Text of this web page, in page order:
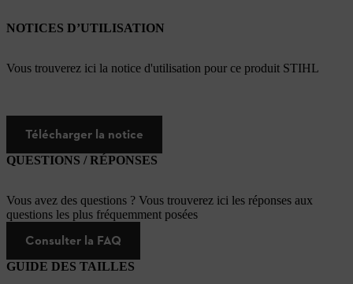
NOTICES D’UTILISATION
Vous trouverez ici la notice d'utilisation pour ce produit STIHL
Télécharger la notice
QUESTIONS / RÉPONSES
Vous avez des questions ? Vous trouverez ici les réponses aux
questions les plus fréquemment posées
Consulter la FAQ
GUIDE DES TAILLES